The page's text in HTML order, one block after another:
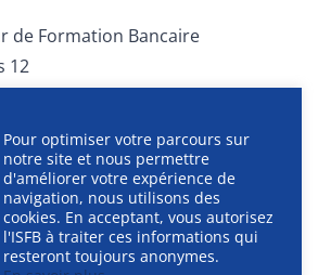
de Formation Bancaire
12
Pour optimiser votre parcours sur
notre site et nous permettre
d'améliorer votre expérience de
navigation, nous utilisons des
cookies. En acceptant, vous autorisez
l'ISFB à traiter ces informations qui
resteront toujours anonymes.